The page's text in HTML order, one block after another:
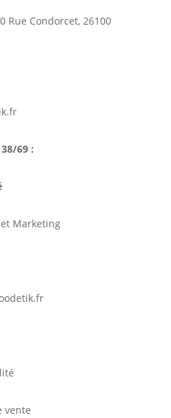
Rue Condorcet, 26100
69 :
Marketing
vente